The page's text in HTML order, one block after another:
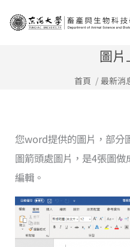
圖片
首頁 最新消
您word提供的圖片，部分
圖箭頭處圖片，是4張圖
編輯。